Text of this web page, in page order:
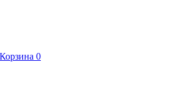
Корзина 0